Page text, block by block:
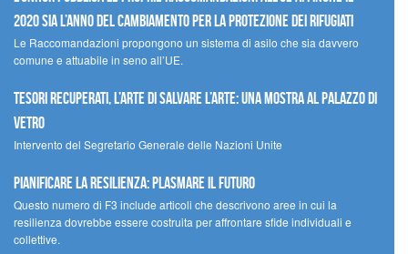
2020 sia l’anno del cambiamento per la protezione dei rifugiati
Le Raccomandazioni propongono un sistema di asilo che sia davvero
comune e attuabile in seno all’UE.
Tesori recuperati, l’arte di salvare l’arte: una mostra al Palazzo di
Vetro
Intervento del Segretario Generale delle Nazioni Unite
Pianificare la resilienza: plasmare il futuro
Questo numero di F3 include articoli che descrivono aree in cui la
resilienza dovrebbe essere costruita per affrontare sfide individuali e
collettive.